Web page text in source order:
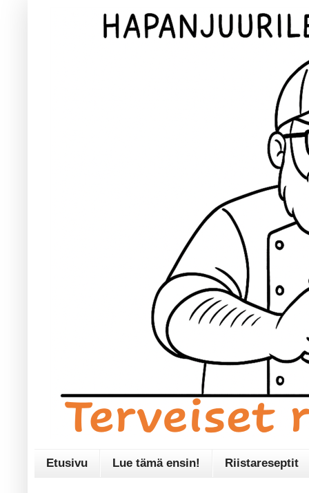
Etusivu Lue tämä ensin! Riistareseptit